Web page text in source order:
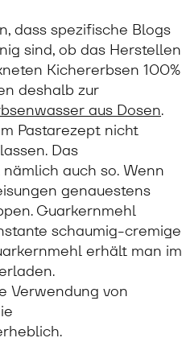
dass spezifische Blogs
sind, ob das Herstellen
Kichererbsen 100%
deshalb zur
aus Dosen.
Pastarezept nicht
Das
auch so. Wenn
genauestens
Guarkernmehl
schaumig-cremige
erhält man im
Verwendung von